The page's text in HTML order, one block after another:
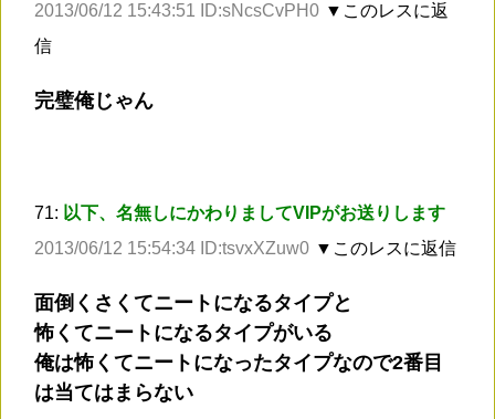
2013/06/12 15:43:51 ID:sNcsCvPH0 ▼このレスに返
信
完璧俺じゃん
71: 以下、名無しにかわりましてVIPがお送りします
2013/06/12 15:54:34 ID:tsvxXZuw0 ▼このレスに返信
面倒くさくてニートになるタイプと
怖くてニートになるタイプがいる
俺は怖くてニートになったタイプなので2番目
は当てはまらない